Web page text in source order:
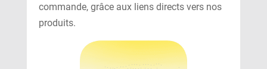
commande, grâce aux liens directs vers nos
produits.